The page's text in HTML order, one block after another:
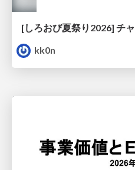
kk0n